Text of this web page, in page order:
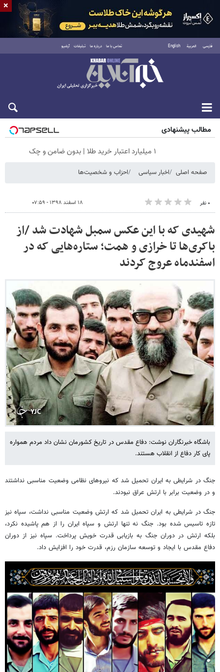
فارسی العربية English تماس با ما درباره ما تبلیغات آرشیو
جمعه ۱۶ مرداد ۱۴۰۵
مطالب پیشنهادی
۱ میلیارد اعتبار خرید طلا | بدون ضامن و چک
صفحه اصلی اخبار سیاسی احزاب و شخصیت‌ها
۰ نفر ۱۸ اسفند ۱۳۹۸ - ۰۷:۵۹
شهیدی که با این عکس سمبل شهادت شد /از
باکری‌ها تا خرازی و همت؛ ستاره‌هایی که در
اسفندماه عروج کردند
باشگاه خبرنگاران نوشت: دفاع مقدس در تاریخ کشورمان نشان داد مردم همواره
پای کار دفاع از انقلاب هستند.
جنگ در شرایطی به ایران تحمیل شد که نیروهای نظامی وضعیت مناسبی نداشتند
و در وضعیت برابر با ارتش عراق نبودند.
جنگ در شرایطی به ایران تحمیل شد که ارتش وضعیت مناسبی نداشت، سپاه نیز
تازه تاسیس شده بود. جنگ نه تنها ارتش و سپاه ایران را از هم پاشیده نکرد،
بلکه ارتش در دوران جنگ به بازیابی قدرت خویش پرداخت. سپاه نیز از دوران
دفاع مقدس با ایجاد و توسعه سازمان رزم، قدرت خود را افزایش داد.
×